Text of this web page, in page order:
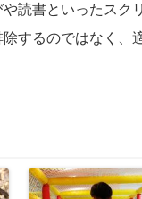
読書といったスク
するのではなく、